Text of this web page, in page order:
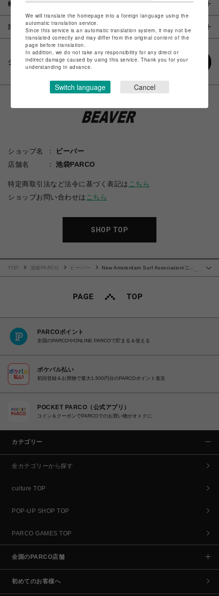
概要
注意事項
シェアする
ショップ名
ビーバー
店舗名
池袋PARCO
特定商取引法など法令に基づく表記は こちら
ショップお問い合わせは こちら
SHOP TOP
TOP 池袋PARCO ビーバー
New Amsterdam Surf Association/ニュ
PARCOポイント
全国のPARCOやONLINE PARCOで貯まる＆使える
ポケパル払い
初回登録＆お買物で最大1,500円分のPARCOポイント進呈
POCKET PARCO（公式アプリ）
コイン＆クーポンでPARCOでのお買い物がオトクに
カテゴリー
全カテゴリーから探す
culture TOP
POP-UP SHOP TOP
PARCO GAMES TOP
全国のPARCO店舗
初めてのお客様へ
We will translate the homepage into a foreign language using the
automatic translation service.
Since this service is an automatic translation system, it may not be
translated correctly and may differ from the original content of the
page before translation.
In addition, we do not take any responsibility for any direct or
indirect damage caused by using this service. Thank you for your
understanding in advance.
Switch language Cancel